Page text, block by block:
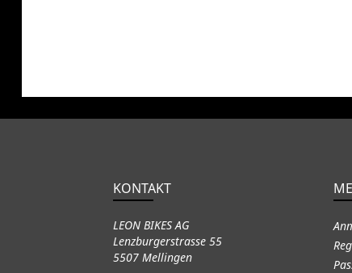
KONTAKT
LEON BIKES AG
Lenzburgerstrasse 55
5507 Mellingen